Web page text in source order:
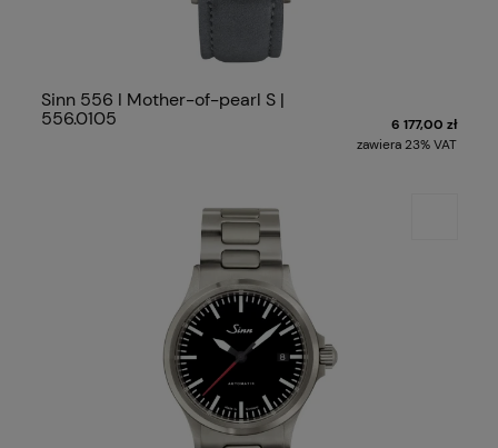
Sinn 556 I Mother-of-pearl S |
556.0105
6 177,00 zł
zawiera 23% VAT